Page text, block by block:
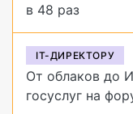
в 48 раз
IT-ДИРЕКТОРУ
От облаков до
госуслуг на